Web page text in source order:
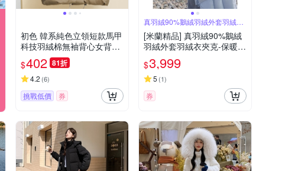
初色 韓系純色立領短款馬甲
科技羽絨棉無袖背心女背心-
共3色-39176(M-2XL可選)
$402 81折
4.2 (6)
挑戰低價 券
真羽絨90%鵝絨羽絨外套羽絨衣
夾克
[米蘭精品] 真羽絨90%鵝絨
羽絨外套羽絨衣夾克-保暖貼
合身形舒適隨性女外套4色7
4ip48
$3,999
5 (1)
券